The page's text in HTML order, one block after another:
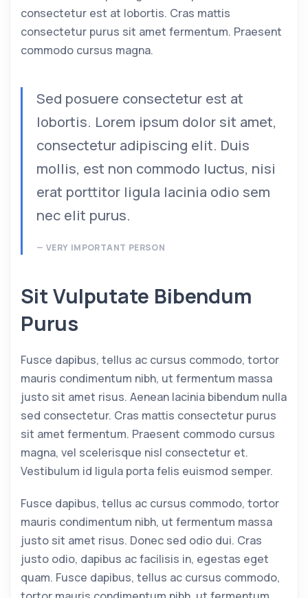
consectetur est at lobortis. Cras mattis
consectetur purus sit amet fermentum. Praesent
commodo cursus magna.
Sed posuere consectetur est at
lobortis. Lorem ipsum dolor sit amet,
consectetur adipiscing elit. Duis
mollis, est non commodo luctus, nisi
erat porttitor ligula lacinia odio sem
nec elit purus.
VERY IMPORTANT PERSON
Sit Vulputate Bibendum
Purus
Fusce dapibus, tellus ac cursus commodo, tortor
mauris condimentum nibh, ut fermentum massa
justo sit amet risus. Aenean lacinia bibendum nulla
sed consectetur. Cras mattis consectetur purus
sit amet fermentum. Praesent commodo cursus
magna, vel scelerisque nisl consectetur et.
Vestibulum id ligula porta felis euismod semper.
Fusce dapibus, tellus ac cursus commodo, tortor
mauris condimentum nibh, ut fermentum massa
justo sit amet risus. Donec sed odio dui. Cras
justo odio, dapibus ac facilisis in, egestas eget
quam. Fusce dapibus, tellus ac cursus commodo,